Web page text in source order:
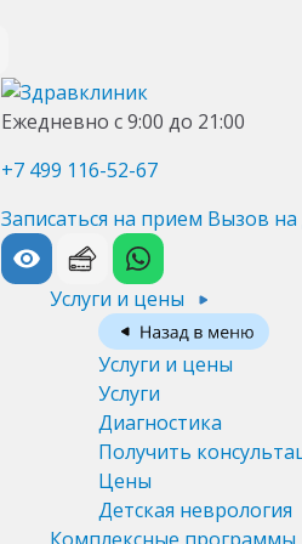
Ежедневно с 9:00 до 21:00
+7 499 116-52-67
Записаться на прием Вызов
Услуги и цены
Услуги и цены
Услуги
Диагностика
Получить
Цены
Детская неврология